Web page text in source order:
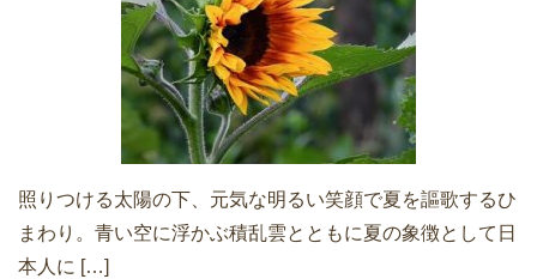
照りつける太陽の下、元気な明るい笑顔で夏を謳歌するひ
まわり。青い空に浮かぶ積乱雲とともに夏の象徴として日
本人に […]